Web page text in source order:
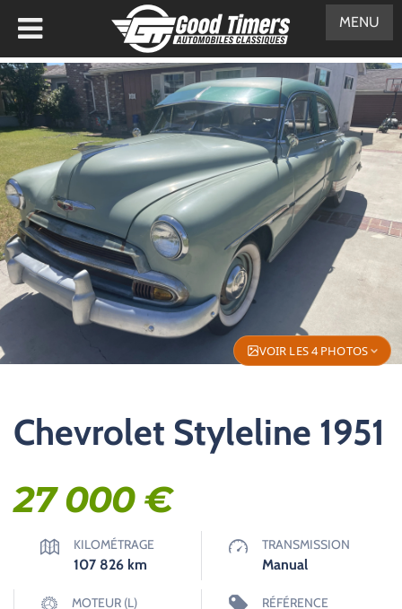
VOIR LES 4 PHOTOS
Chevrolet Styleline 1951
27 000€
KILOMÉTRAGE
107 826 km
TRANSMISSION
Manual
MOTEUR (L) RÉFÉRENCE
MENU